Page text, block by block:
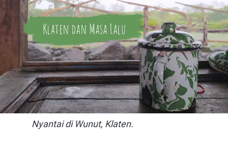
Nyantai di Wunut, Klaten.